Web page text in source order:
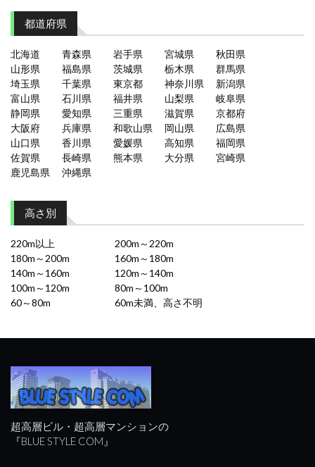
都道府県
北海道 青森県 岩手県 宮城県
秋田県
山形県
福島県 茨城県 栃木県
群馬県
埼玉県
千葉県 東京都 神奈川県
新潟県
富山県
石川県 福井県 山梨県
岐阜県
静岡県
愛知県 三重県 滋賀県
京都府
大阪府
兵庫県 和歌山県 岡山県
広島県
山口県
香川県 愛媛県 高知県
福岡県
佐賀県
長崎県 熊本県 大分県
宮崎県
鹿児島県
沖縄県
高さ別
220m以上
200m～220m
180m～200m
160m～180m
140m～160m
120m～140m
100m～120m
80m～100m
60～80m
60m未満、高さ不明
超高層ビル・超高層マンションの
『BLUE STYLE COM』